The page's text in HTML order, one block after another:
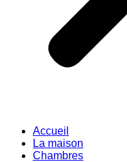
Accueil
La maison
Chambres